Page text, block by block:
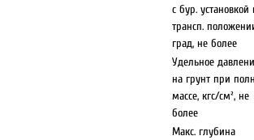
с бур. установкой
трансп.
град, не более
Удельное
на грунт при
массе, кгс/см², не
более
Макс. глубина